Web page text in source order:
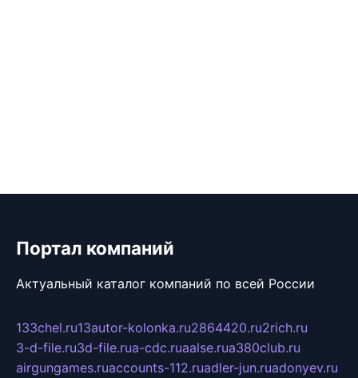
Портал компаний
Актуальный каталог компаний по всей России
133chel.ru13autor-kolonka.ru2864420.ru2rich.ru
3-d-file.ru3d-file.rua-cdc.ruaalse.rua380club.ru
airgungames.ruaccounts-112.ruadler-jun.ruadonyev.ru